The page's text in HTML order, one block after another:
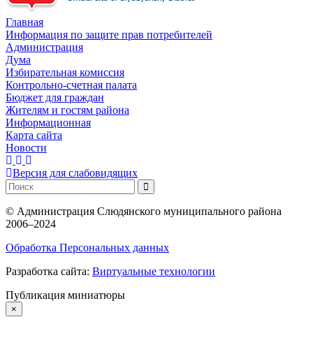
Главная
Информация по защите прав потребителей
Администрация
Дума
Избирательная комиссия
Контрольно-счетная палата
Бюджет для граждан
Жителям и гостям района
Информационная
Карта сайта
Новости
Версия для слабовидящих
© Администрация Слюдянского муниципального района
2006–2024
Обработка Персональных данных
Разработка сайта: Виртуальные технологии
Публикация миниатюры
×